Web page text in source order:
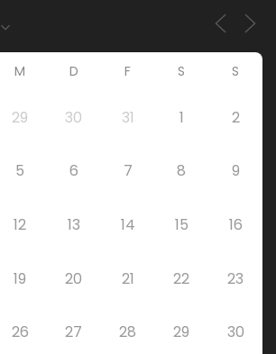
M D F S S
29 30 31 1 2
5 6 7 8 9
12 13 14 15 16
19 20 21 22 23
26 27 28 29 30